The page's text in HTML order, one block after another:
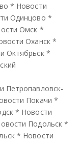
* Новости
Одинцово *
Омск *
Оханск *
Октябрьск *
Петропавловск-
Покачи *
* Новости
Подольск *
* Новости